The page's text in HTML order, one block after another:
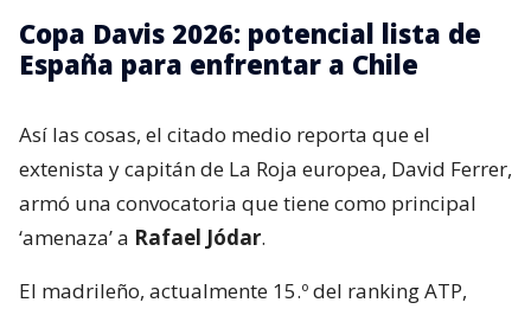
Copa Davis 2026: potencial lista de
España para enfrentar a Chile
Así las cosas, el citado medio reporta que el
extenista y capitán de La Roja europea, David Ferrer,
armó una convocatoria que tiene como principal
‘amenaza’ a Rafael Jódar.
El madrileño, actualmente 15.º del ranking ATP,